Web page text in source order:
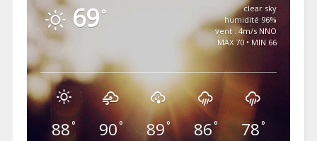
69 °
clear sky
96% humidité
vent : 4m/s NNO
MAX 70 • MIN 66
88° 90° 89° 86° 78°